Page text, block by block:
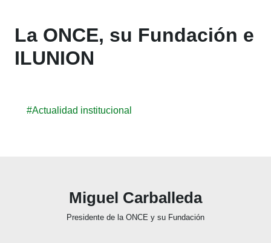
La ONCE, su Fundación e
ILUNION
#Actualidad institucional
Miguel Carballeda
Presidente de la ONCE y su Fundación